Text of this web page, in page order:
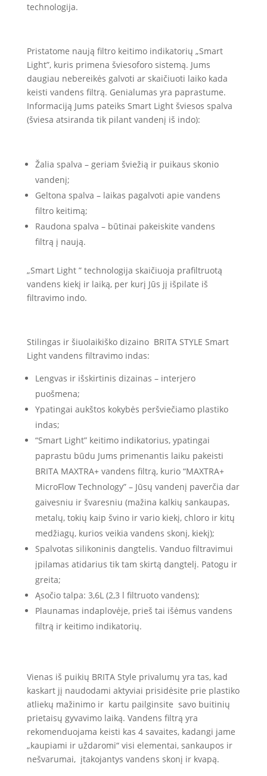
technologija.
Pristatome naują filtro keitimo indikatorių „Smart
Light”, kuris primena šviesoforo sistemą. Jums
daugiau nebereikės galvoti ar skaičiuoti laiko kada
keisti vandens filtrą. Genialumas yra paprastume.
Informaciją Jums pateiks Smart Light šviesos spalva
(šviesa atsiranda tik pilant vandenį iš indo):
Žalia spalva – geriam šviežią ir puikaus skonio
vandenį;
Geltona spalva – laikas pagalvoti apie vandens
filtro keitimą;
Raudona spalva – būtinai pakeiskite vandens
filtrą į naują.
„Smart Light ” technologija skaičiuoja prafiltruotą
vandens kiekį ir laiką, per kurį Jūs jį išpilate iš
filtravimo indo.
Stilingas ir šiuolaikiško dizaino BRITA STYLE Smart
Light vandens filtravimo indas:
Lengvas ir išskirtinis dizainas – interjero
puošmena;
Ypatingai aukštos kokybės peršviečiamo plastiko
indas;
“Smart Light” keitimo indikatorius, ypatingai
paprastu būdu Jums primenantis laiku pakeisti
BRITA MAXTRA+ vandens filtrą, kurio “MAXTRA+
MicroFlow Technology” – Jūsų vandenį paverčia dar
gaivesniu ir švaresniu (mažina kalkių sankaupas,
metalų, tokių kaip švino ir vario kiekį, chloro ir kitų
medžiagų, kurios veikia vandens skonį, kiekį);
Spalvotas silikoninis dangtelis. Vanduo filtravimui
įpilamas atidarius tik tam skirtą dangtelį. Patogu ir
greita;
Ąsočio talpa: 3,6L (2,3 l filtruoto vandens);
Plaunamas indaplovėje, prieš tai išėmus vandens
filtrą ir keitimo indikatorių.
Vienas iš puikių BRITA Style privalumų yra tas, kad
kaskart jį naudodami aktyviai prisidėsite prie plastiko
atliekų mažinimo ir kartu pailginsite savo buitinių
prietaisų gyvavimo laiką. Vandens filtrą yra
rekomenduojama keisti kas 4 savaites, kadangi jame
„kaupiami ir uždaromi“ visi elementai, sankaupos ir
nešvarumai, įtakojantys vandens skonį ir kvapą.